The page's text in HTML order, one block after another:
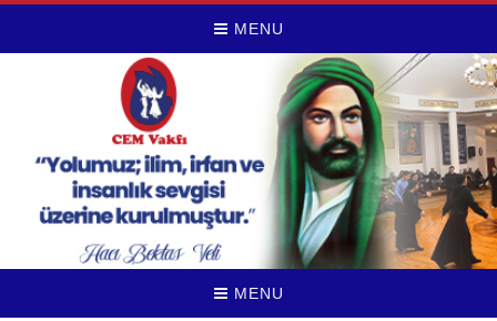
MENU
MENU